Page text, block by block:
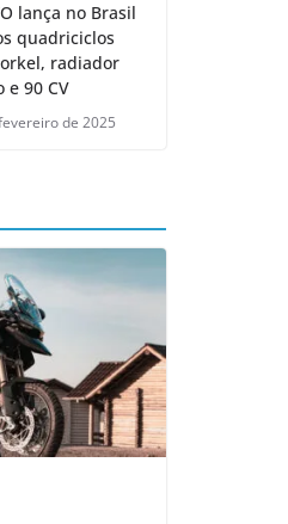
lança no Brasil
quadriciclos
radiador
e 90 CV
de 2025